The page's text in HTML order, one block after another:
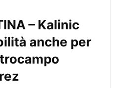
– Kalinic
anche per